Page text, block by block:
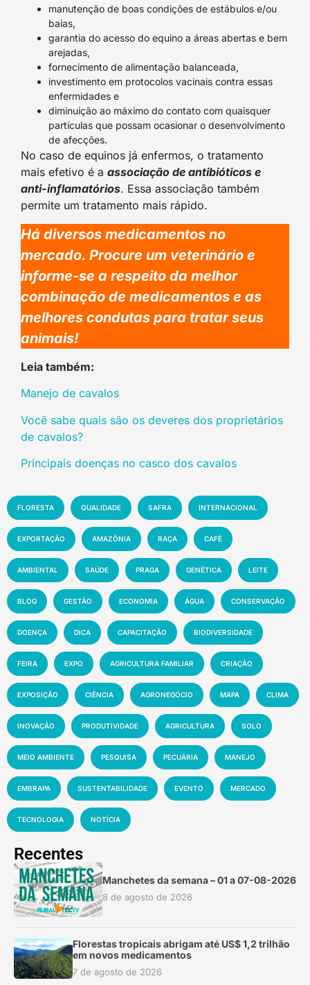
manutenção de boas condições de estábulos e/ou
baias,
garantia do acesso do equino a áreas abertas e bem
arejadas,
fornecimento de alimentação balanceada,
investimento em protocolos vacinais contra essas
enfermidades e
diminuição ao máximo do contato com quaisquer
partículas que possam ocasionar o desenvolvimento
de afecções.
No caso de equinos já enfermos, o tratamento
mais efetivo é a associação de antibióticos e
anti-inflamatórios. Essa associação também
permite um tratamento mais rápido.
Há diversos medicamentos no
mercado. Procure um veterinário e
informe-se a respeito da melhor
combinação de medicamentos e as
melhores condutas para tratar seus
animais!
Leia também:
Manejo de cavalos
Você sabe quais são os deveres dos proprietários
de cavalos?
Principais doenças no casco dos cavalos
FLORESTA QUALIDADE SAFRA INTERNACIONAL
EXPORTAÇÃO AMAZÔNIA RAÇA CAFÉ
AMBIENTAL SAÚDE PRAGA GENÉTICA LEITE
BLOG GESTÃO ECONOMIA ÁGUA CONSERVAÇÃO
DOENÇA DICA CAPACITAÇÃO BIODIVERSIDADE
FEIRA EXPO AGRICULTURA FAMILIAR CRIAÇÃO
EXPOSIÇÃO CIÊNCIA AGRONEGÓCIO MAPA CLIMA
INOVAÇÃO PRODUTIVIDADE AGRICULTURA SOLO
MEIO AMBIENTE PESQUISA PECUÁRIA MANEJO
EMBRAPA SUSTENTABILIDADE EVENTO MERCADO
TECNOLOGIA NOTÍCIA
Recentes
Manchetes da semana – 01 a 07-08-2026
8 de agosto de 2026
Florestas tropicais abrigam até US$ 1,2 trilhão
em novos medicamentos
7 de agosto de 2026